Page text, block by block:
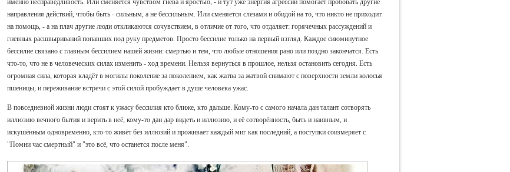
направления действий, чтобы быть - сильным, а не бессильным. Или сменяется слезами и обидой на то, что никто не приходит
на помощь, - а на плач другие люди откликаются сочувствием, в отличие от того, что отдаляет: горячечных рассуждений и
гневных расшвыриваний попавших под руку предметов. Просто бессилие только на первый взгляд. Каждое сиюминутное
бессилие связано с главным бессилием нашей жизни: смертью и тем, что любые отношения рано или поздно закончатся. Есть
что-то, что не в человеческих силах изменить - ход времени. Нельзя вернуться в прошлое, нельзя остановить сегодня. Есть
огромная сила, которая кладёт в могилы поколение за поколением, как жатва за жатвой снимают с поверхности земли колосья
пшеницы, и переживание встречи с этой силой пробуждает в душе человека ужас.
В повседневной жизни люди стоят к ужасу бессилия кто ближе, кто дальше. Кому-то с самого начала дан талант сотворять
иллюзию вечного бытия и верить в неё, кому-то дан дар видеть и иллюзию, и её сотворённость, быть и наивным, и
искушённым одновременно, кто-то живёт без иллюзий и проживает каждый миг как последний, а поступки соизмеряет с
"Помни час смертный" и "это всё, что останется после меня".